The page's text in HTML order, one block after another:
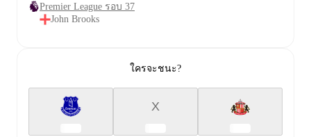
Premier League รอบ 37
John Brooks
ใครจะชนะ?
X